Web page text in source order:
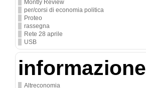
Montly Review
per/corsi di economia politica
Proteo
rassegna
Rete 28 aprile
USB
informazione
Altreconomia